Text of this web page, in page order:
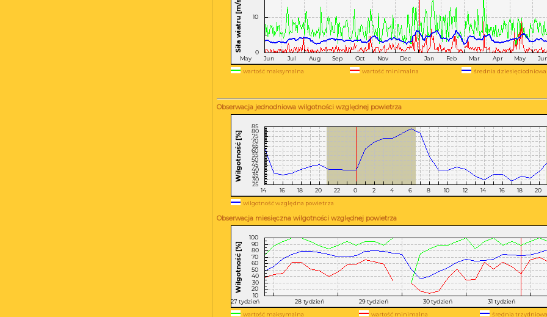
wartość maksymalna wartość minimalna średnia dziesięciodniowa
Obserwacja jednodniowa wilgotności względnej powietrza
wilgotność względna powietrza
Obserwacja miesięczna wilgotności względnej powietrza
wartość maksymalna wartość minimalna średnia trzydniowa